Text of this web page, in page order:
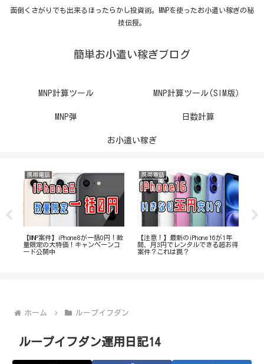
面倒くさがりでも出来るほったらかし投資術。MNPを使ったお小遣い稼ぎの秘
技伝授。
簡単お小遣い稼ぎブログ
MNP計算ツール MNP計算ツール(SIM版）
MNP弾 日数計算
お小遣い稼ぎ
携帯電話
【MNP案件】iPhone8が一括0円！数
量限定の大特価！キャンペーンコ
ード公開中
携帯電話
【注意！】最新のiPhone16が1年
間、月3円でレンタルできる超お得
案件？これは罠？
ホーム ループイフダン
ループイフダン運用日記14